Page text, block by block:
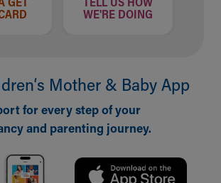
WE'RE DOING
Mother & Baby App
for every step of your
and parenting journey.